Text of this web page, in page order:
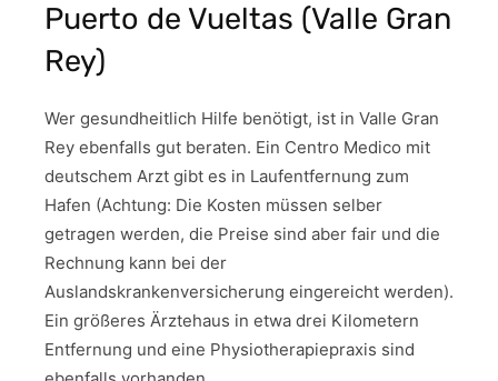
Puerto de Vueltas (Valle Gran
Rey)
Wer gesundheitlich Hilfe benötigt, ist in Valle Gran
Rey ebenfalls gut beraten. Ein Centro Medico mit
deutschem Arzt gibt es in Laufentfernung zum
Hafen (Achtung: Die Kosten müssen selber
getragen werden, die Preise sind aber fair und die
Rechnung kann bei der
Auslandskrankenversicherung eingereicht werden).
Ein größeres Ärztehaus in etwa drei Kilometern
Entfernung und eine Physiotherapiepraxis sind